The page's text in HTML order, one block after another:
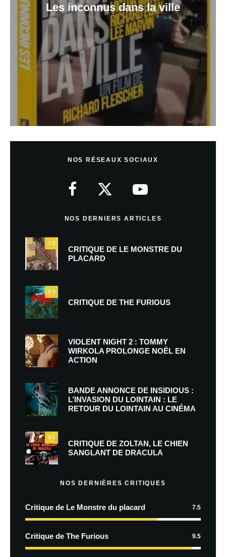
Les inconnus dans la ville
NOS RÉSEAUX SOCIAUX
NOS DERNIERS ARTICLES
7.5
CRITIQUE DE LE MONSTRE DU
PLACARD
9.5
CRITIQUE DE THE FURIOUS
VIOLENT NIGHT 2 : TOMMY
WIRKOLA PROLONGE NOËL EN
ACTION
BANDE ANNONCE DE INSIDIOUS :
L’INVASION DU LOINTAIN : LE
RETOUR DU LOINTAIN AU CINÉMA
7.5
CRITIQUE DE ZOLTAN, LE CHIEN
SANGLANT DE DRACULA
NOS DERNIÈRES CRITIQUES
Critique de Le Monstre du placard 7.5
Critique de The Furious 9.5